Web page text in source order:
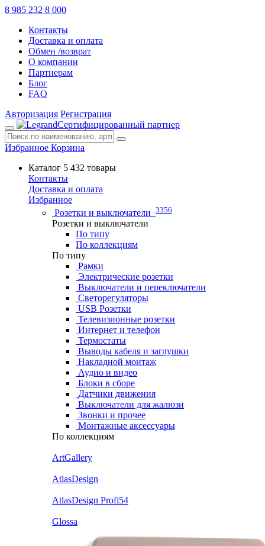
8 985 232 8 000
Контакты
Доставка и оплата
Обмен /возврат
О компании
Партнерам
Блог
FAQ
Авторизация Регистрация
Сертифицированный партнер
Избранное Корзина
Каталог 5 432 товары
Контакты
Доставка и оплата
Избранное
Розетки и выключатели 3356
Розетки и выключатели
По типу
По коллекциям
По типу
Рамки
Электрические розетки
Выключатели и переключатели
Светорегуляторы
USB Розетки
Телевизионные розетки
Интернет и телефон
Термостаты
Выводы кабеля и заглушки
Накладной монтаж
Аудио и видео
Блоки в сборе
Датчики движения
Выключатели для жалюзи
Звонки и прочее
Монтажные аксессуары
По коллекциям
ArtGallery
AtlasDesign
AtlasDesign Profi54
Glossa